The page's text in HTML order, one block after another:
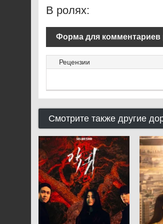
В ролях:
Форма для комментариев
Рецензии
Смотрите также другие